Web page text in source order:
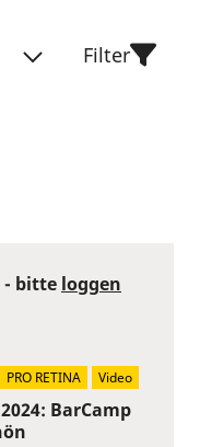
Filter
BarCamp
- bitte loggen
PRO RETINA Video